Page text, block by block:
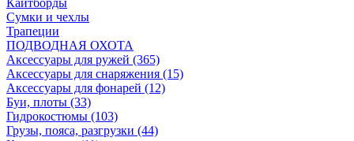
Кайтборды
Сумки и чехлы
Трапеции
ПОДВОДНАЯ ОХОТА
Аксессуары для ружей (365)
Аксессуары для снаряжения (15)
Аксессуары для фонарей (12)
Буи, плоты (33)
Гидрокостюмы (103)
Грузы, пояса, разгрузки (44)